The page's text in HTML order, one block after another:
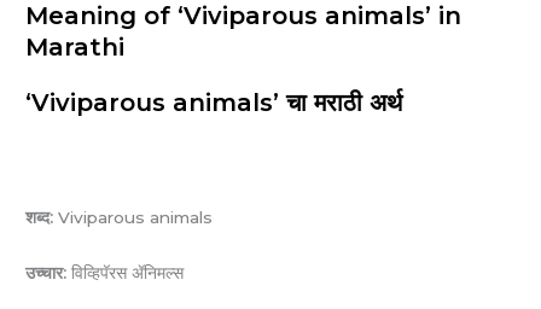
Meaning of ‘Viviparous animals’ in
Marathi
‘Viviparous animals’ चा मराठी अर्थ
शब्द: Viviparous animals
उच्चार: विव्हिपॅरस ॲनिमल्स